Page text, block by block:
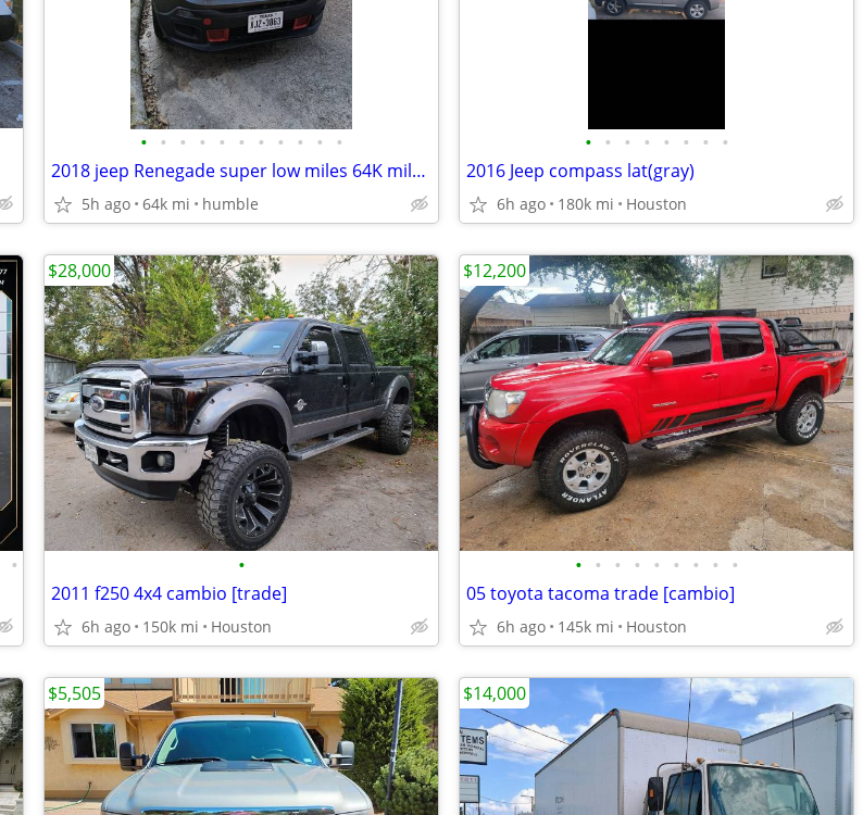
• • • • • • • • • • •
2018 jeep Renegade super low miles 64K miles, like new
5h ago 64k mi humble
• • • • • • • •
2016 Jeep compass lat(gray)
6h ago 180k mi Houston
• •
2011 f250 4x4 cambio [trade]
6h ago 150k mi Houston
$28,000
• • • • • • • • •
05 toyota tacoma trade [cambio]
6h ago 145k mi Houston
$12,200
$5,505 $14,000